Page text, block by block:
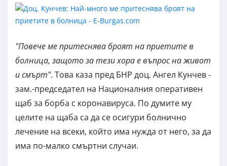
"Повече ме притеснява броят на приетите в
болница, защото за тези хора е въпрос на живот
и смърт". Това каза пред БНР доц. Ангел Кунчев -
зам.-председател на Националния оперативен
щаб за борба с коронавируса. По думите му
целите на щаба са да се осигури болнично
лечение на всеки, който има нужда от него, за да
има по-малко смъртни случаи.